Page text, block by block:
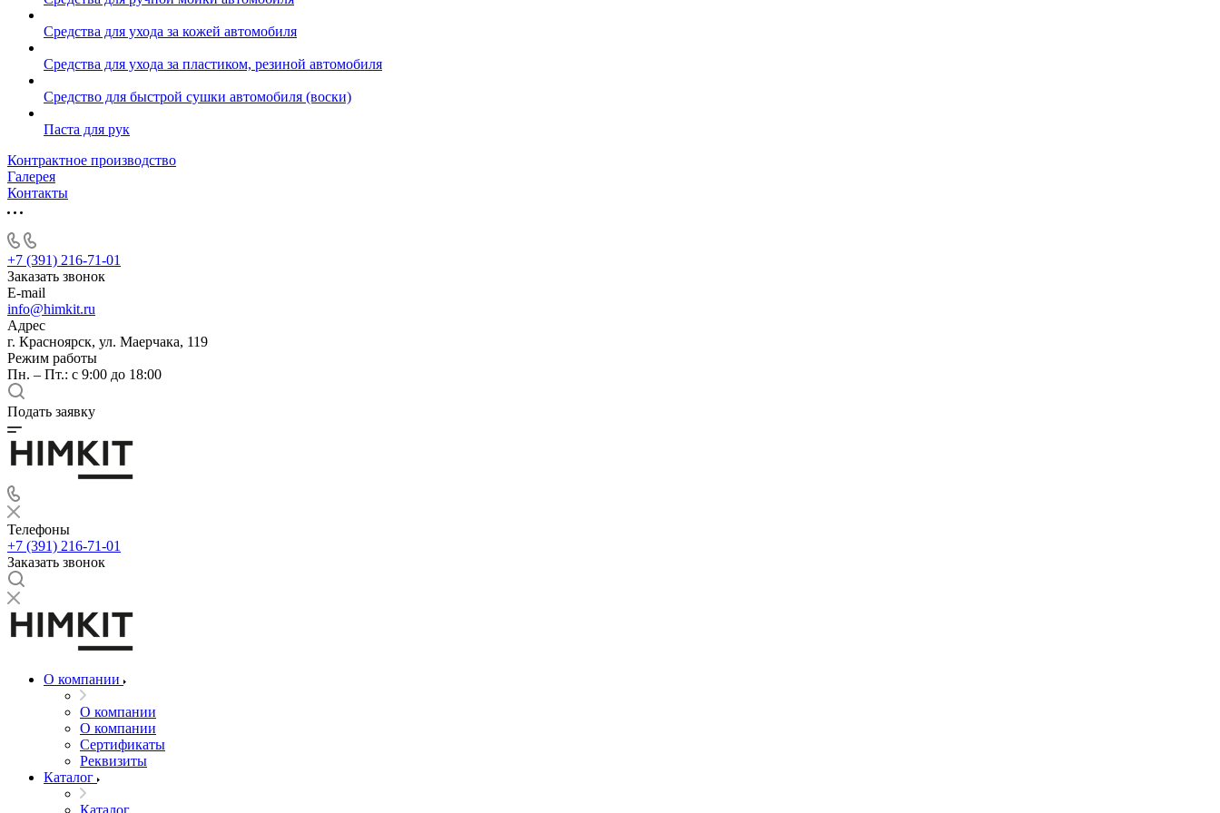
Средства для ухода за кожей автомобиля
Средства для ухода за пластиком, резиной автомобиля
Средство для быстрой сушки автомобиля (воски)
Паста для рук
Контрактное производство
Галерея
Контакты
+7 (391) 216-71-01
Заказать звонок
E-mail
info@himkit.ru
Адрес
г. Красноярск, ул. Маерчака, 119
Режим работы
Пн. – Пт.: с 9:00 до 18:00
Подать заявку
Телефоны
+7 (391) 216-71-01
Заказать звонок
О компании
О компании
О компании
Сертификаты
Реквизиты
Каталог
Каталог